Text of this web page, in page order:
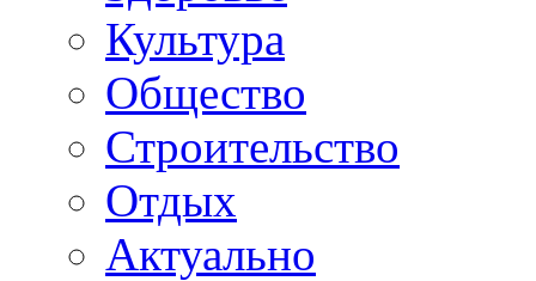
Культура
Общество
Строительство
Отдых
Актуально